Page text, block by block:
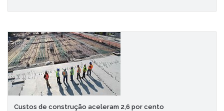
Custos de construção aceleram 2,6 por cento